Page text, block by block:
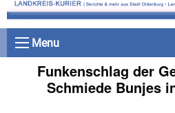
Menu
Funkenschlag der
Schmiede Bunjes